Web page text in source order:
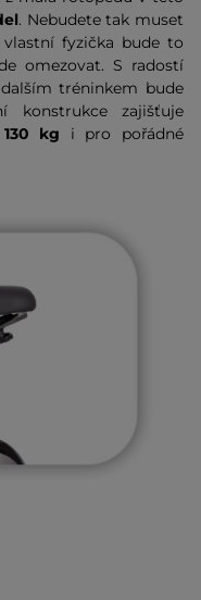
. Nebudete tak muset
fyzička bude to
omezovat. S radostí
tréninkem bude
konstrukce zajišťuje
kg i pro pořádné